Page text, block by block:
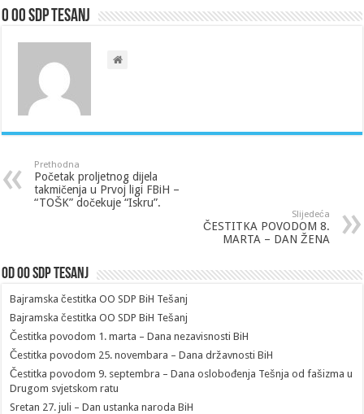
O OO SDP Tesanj
Prethodna
Početak proljetnog dijela
takmičenja u Prvoj ligi FBiH –
“TOŠK” dočekuje “Iskru”.
Slijedeća
ČESTITKA POVODOM 8.
MARTA – DAN ŽENA
Od OO SDP Tesanj
Bajramska čestitka OO SDP BiH Tešanj
Bajramska čestitka OO SDP BiH Tešanj
Čestitka povodom 1. marta – Dana nezavisnosti BiH
Čestitka povodom 25. novembara – Dana državnosti BiH
Čestitka povodom 9. septembra – Dana oslobođenja Tešnja od fašizma u
Drugom svjetskom ratu
Sretan 27. juli – Dan ustanka naroda BiH